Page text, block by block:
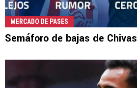
MERCADO DE PASES
Semáforo de bajas de Chivas